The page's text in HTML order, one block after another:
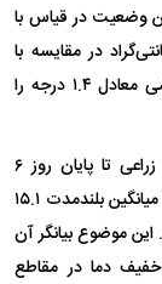
است. این وضعیت در قیاس با
با ثبت عدد ۲۹.۸ درجه سانتی‌گراد در مقایسه با
میانگین بلندمدت فصلی ۲۸.۴ درجه سانتی‌گراد، افزایشی معادل ۱.۴ درجه را
در عین حال، به‌طور میانگین دمای کشور از آغاز سال زراعی تا پایان روز ۶
تیرماه، ۱۶.۲ درجه سانتی‌گراد ثبت شده که در مقایسه با میانگین بلندمدت ۱۵.۱
می‌دهد. این موضوع بیانگر آن
دما در مقاطع